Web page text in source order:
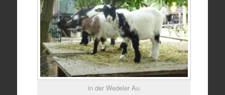
in der Wedeler Au